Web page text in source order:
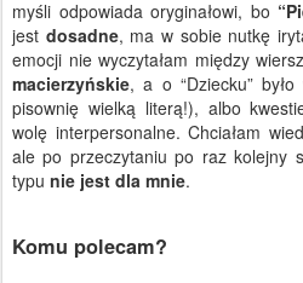
myśli odpowiada oryginałowi, bo
jest dosadne, ma w sobie nutkę
emocji nie wyczytałam między
macierzyńskie, a o “Dziecku”
pisownię wielką literą!), albo
wolę interpersonalne. Chciałam
ale po przeczytaniu po raz kolejny
typu nie jest dla mnie.
Komu polecam?